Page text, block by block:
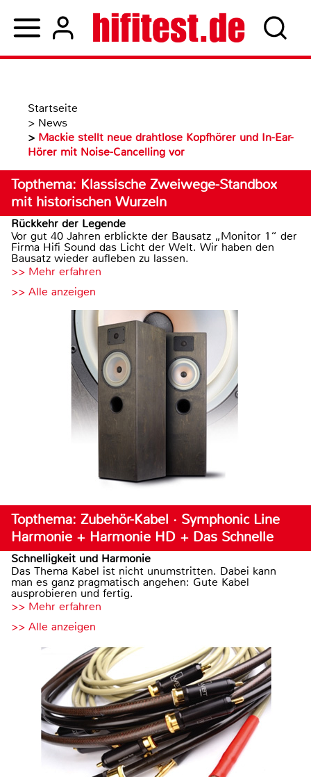
Startseite
> News
> Mackie stellt neue drahtlose Kopfhörer und In-Ear-
Hörer mit Noise-Cancelling vor
Topthema: Klassische Zweiwege-Standbox
mit historischen Wurzeln
Rückkehr der Legende
Vor gut 40 Jahren erblickte der Bausatz „Monitor 1“ der
Firma Hifi Sound das Licht der Welt. Wir haben den
Bausatz wieder aufleben zu lassen.
>> Mehr erfahren
>> Alle anzeigen
Topthema: Zubehör-Kabel · Symphonic Line
Harmonie + Harmonie HD + Das Schnelle
Schnelligkeit und Harmonie
Das Thema Kabel ist nicht unumstritten. Dabei kann
man es ganz pragmatisch angehen: Gute Kabel
ausprobieren und fertig.
>> Mehr erfahren
>> Alle anzeigen